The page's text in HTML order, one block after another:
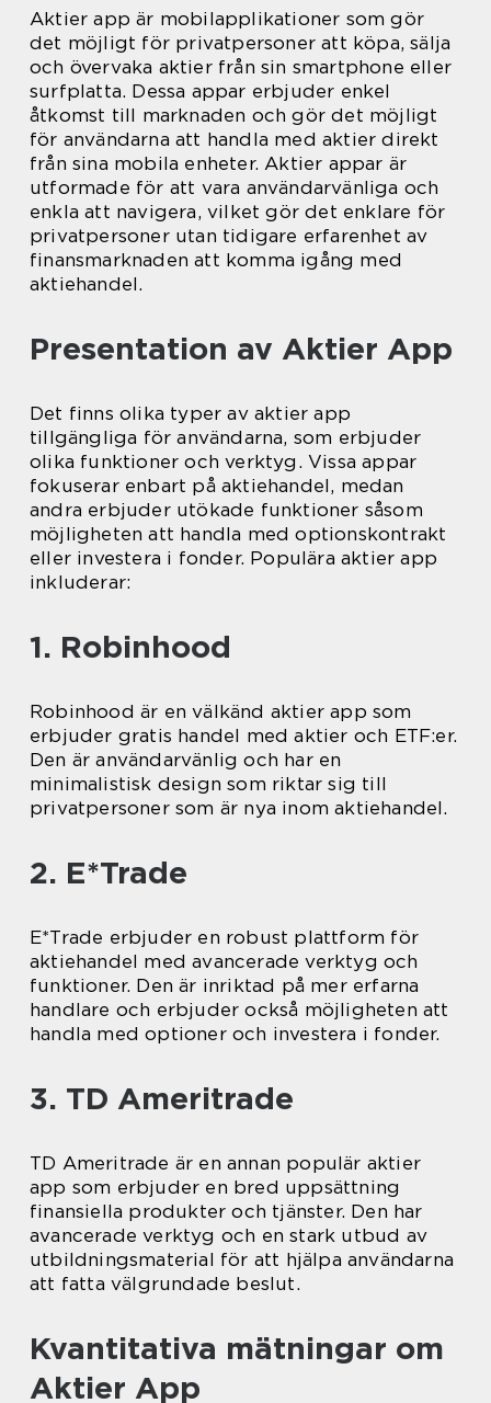
Aktier app är mobilapplikationer som gör
det möjligt för privatpersoner att köpa, sälja
och övervaka aktier från sin smartphone eller
surfplatta. Dessa appar erbjuder enkel
åtkomst till marknaden och gör det möjligt
för användarna att handla med aktier direkt
från sina mobila enheter. Aktier appar är
utformade för att vara användarvänliga och
enkla att navigera, vilket gör det enklare för
privatpersoner utan tidigare erfarenhet av
finansmarknaden att komma igång med
aktiehandel.
Presentation av Aktier App
Det finns olika typer av aktier app
tillgängliga för användarna, som erbjuder
olika funktioner och verktyg. Vissa appar
fokuserar enbart på aktiehandel, medan
andra erbjuder utökade funktioner såsom
möjligheten att handla med optionskontrakt
eller investera i fonder. Populära aktier app
inkluderar:
1. Robinhood
Robinhood är en välkänd aktier app som
erbjuder gratis handel med aktier och ETF:er.
Den är användarvänlig och har en
minimalistisk design som riktar sig till
privatpersoner som är nya inom aktiehandel.
2. E*Trade
E*Trade erbjuder en robust plattform för
aktiehandel med avancerade verktyg och
funktioner. Den är inriktad på mer erfarna
handlare och erbjuder också möjligheten att
handla med optioner och investera i fonder.
3. TD Ameritrade
TD Ameritrade är en annan populär aktier
app som erbjuder en bred uppsättning
finansiella produkter och tjänster. Den har
avancerade verktyg och en stark utbud av
utbildningsmaterial för att hjälpa användarna
att fatta välgrundade beslut.
Kvantitativa mätningar om
Aktier App